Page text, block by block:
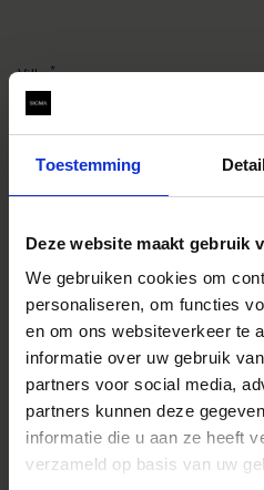
Toestemming
Deze website maakt gebruik
We gebruiken cookies om
personaliseren, om functies
en om ons websiteverkeer te
informatie over uw gebruik
partners voor social media,
partners kunnen deze
informatie die u aan ze heeft
verzameld op basis van uw
Ville:
Code postal:
Pays:
Adresse e-mail:
Numéro de téléphone: